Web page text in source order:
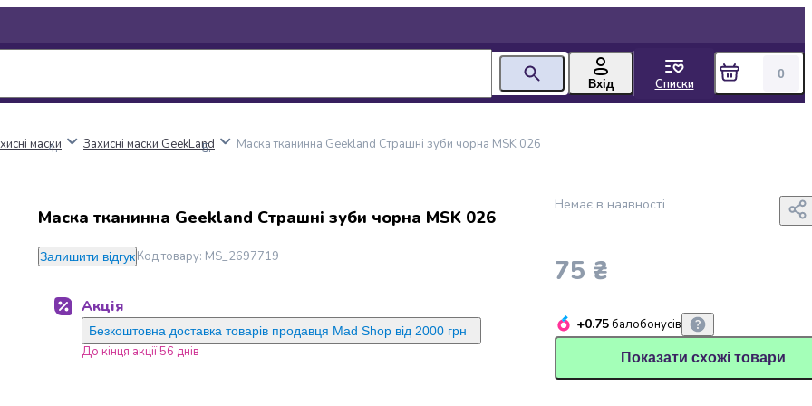
Вхід Списки
0
маски Захисні маски GeekLand Маска тканинна Geekland Страшні зуби чорна MSK 026
Маска тканинна Geekland Страшні зуби чорна MSK 026
Залишити відгукКод товару: MS_2697719
Акція
Безкоштовна доставка товарів продавця Mad Shop від 2000 грн
До кінця акції 56 днів
Немає в наявності
75 ₴
+0.75балобонусів
Показати схожі товари